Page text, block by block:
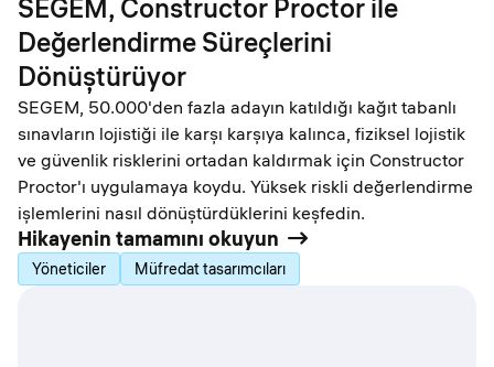
SEGEM, Constructor Proctor ile
Değerlendirme Süreçlerini
Dönüştürüyor
SEGEM, 50.000'den fazla adayın katıldığı kağıt tabanlı
sınavların lojistiği ile karşı karşıya kalınca, fiziksel lojistik
ve güvenlik risklerini ortadan kaldırmak için Constructor
Proctor'ı uygulamaya koydu. Yüksek riskli değerlendirme
işlemlerini nasıl dönüştürdüklerini keşfedin.
Hikayenin tamamını okuyun
Yöneticiler Müfredat tasarımcıları